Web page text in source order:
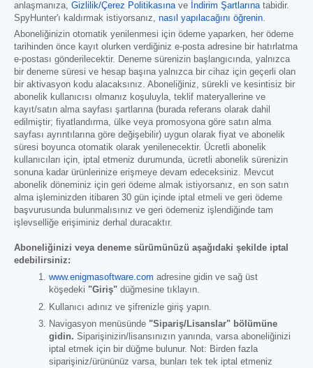
anlaşmanıza, Gizlilik/Çerez Politikasınave İndirim Şartlarınatabidir.
SpyHunter'ı kaldırmak istiyorsanız, nasıl yapılacağını öğrenin.
Aboneliğinizin otomatik yenilenmesi için ödeme yaparken, her ödeme
tarihinden önce kayıt olurken verdiğiniz e-posta adresine bir hatırlatma
e-postası gönderilecektir. Deneme sürenizin başlangıcında, yalnızca
bir deneme süresi ve hesap başına yalnızca bir cihaz için geçerli olan
bir aktivasyon kodu alacaksınız. Aboneliğiniz, sürekli ve kesintisiz bir
abonelik kullanıcısı olmanız koşuluyla, teklif materyallerine ve
kayıt/satın alma sayfası şartlarına (burada referans olarak dahil
edilmiştir; fiyatlandırma, ülke veya promosyona göre satın alma
sayfası ayrıntılarına göre değişebilir) uygun olarak fiyat ve abonelik
süresi boyunca otomatik olarak yenilenecektir. Ücretli abonelik
kullanıcıları için, iptal etmeniz durumunda, ücretli abonelik sürenizin
sonuna kadar ürünlerinize erişmeye devam edeceksiniz. Mevcut
abonelik döneminiz için geri ödeme almak istiyorsanız, en son satın
alma işleminizden itibaren 30 gün içinde iptal etmeli ve geri ödeme
başvurusunda bulunmalısınız ve geri ödemeniz işlendiğinde tam
işlevselliğe erişiminiz derhal duracaktır.
Aboneliğinizi veya deneme sürümünüzü aşağıdaki şekilde iptal
edebilirsiniz:
www.enigmasoftware.com adresine gidin ve sağ üst
köşedeki "Giriş" düğmesine tıklayın.
Kullanıcı adınız ve şifrenizle giriş yapın.
Navigasyon menüsünde "Sipariş/Lisanslar" bölümüne
gidin. Siparişinizin/lisansınızın yanında, varsa aboneliğinizi
iptal etmek için bir düğme bulunur. Not: Birden fazla
siparişiniz/ürününüz varsa, bunları tek tek iptal etmeniz